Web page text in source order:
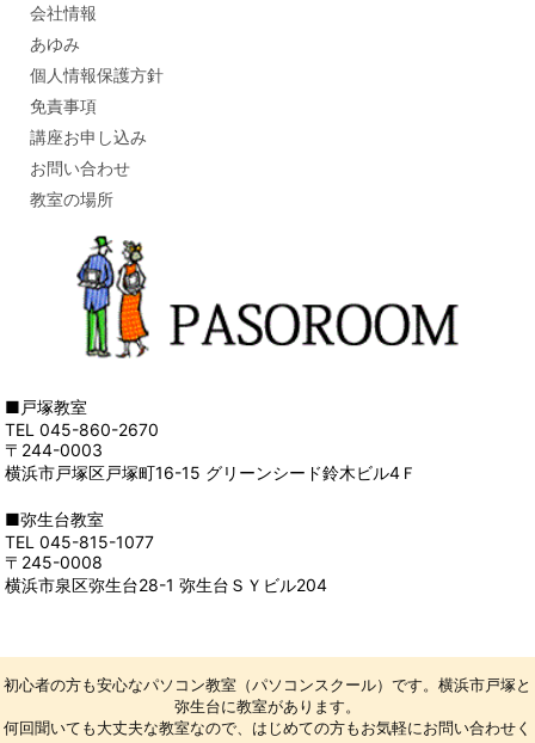
会社情報
あゆみ
個人情報保護方針
免責事項
講座お申し込み
お問い合わせ
教室の場所
■戸塚教室
TEL 045-860-2670
〒244-0003
横浜市戸塚区戸塚町16-15 グリーンシード鈴木ビル4Ｆ
■弥生台教室
TEL 045-815-1077
〒245-0008
横浜市泉区弥生台28-1 弥生台ＳＹビル204
初心者の方も安心なパソコン教室（パソコンスクール）です。横浜市戸塚と
弥生台に教室があります。
何回聞いても大丈夫な教室なので、はじめての方もお気軽にお問い合わせく